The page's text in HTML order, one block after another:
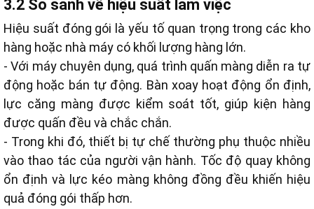
3.2 So sánh về hiệu suất làm việc
Hiệu suất đóng gói là yếu tố quan trọng trong các kho
hàng hoặc nhà máy có khối lượng hàng lớn.
- Với máy chuyên dụng, quá trình quấn màng diễn ra tự
động hoặc bán tự động. Bàn xoay hoạt động ổn định,
lực căng màng được kiểm soát tốt, giúp kiện hàng
được quấn đều và chắc chắn.
- Trong khi đó, thiết bị tự chế thường phụ thuộc nhiều
vào thao tác của người vận hành. Tốc độ quay không
ổn định và lực kéo màng không đồng đều khiến hiệu
quả đóng gói thấp hơn.